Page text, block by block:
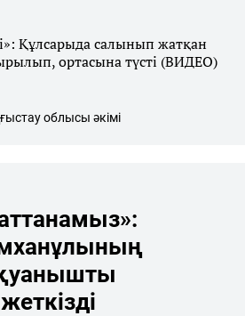
Құлсарыда салынып жатқан
ортасына түсті (ВИДЕО)
облысы әкімі